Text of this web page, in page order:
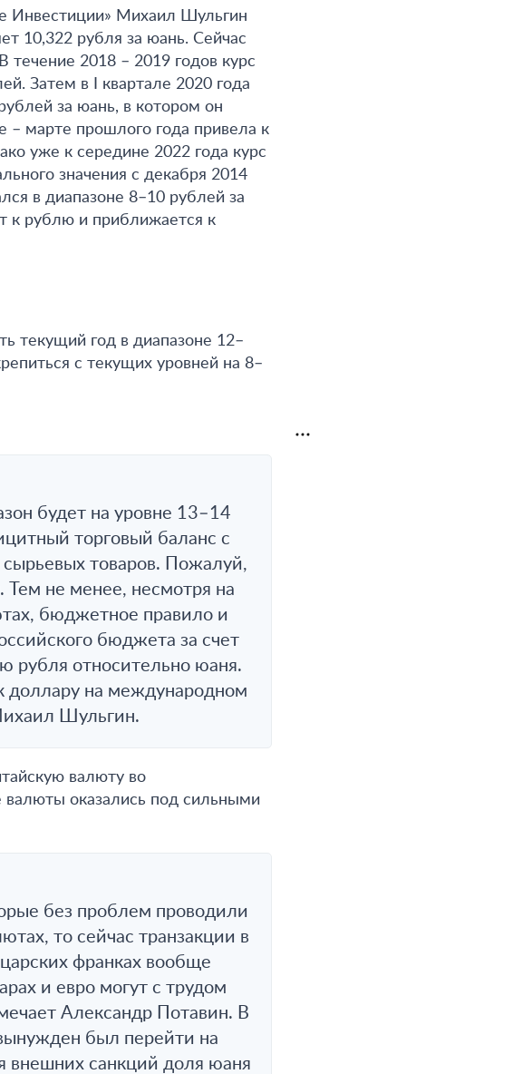
Инвестиции» Михаил Шульгин
10,322 рубля за юань. Сейчас
течение 2018 – 2019 годов курс
Затем в I квартале 2020 года
за юань, в котором он
– марте прошлого года привела к
уже к середине 2022 года курс
значения с декабря 2014
в диапазоне 8–10 рублей за
к рублю и приближается к
текущий год в диапазоне 12–
с текущих уровней на 8–
будет на уровне 13–14
торговый баланс с
товаров. Пожалуй,
не менее, несмотря на
бюджетное правило и
бюджета за счет
рубля относительно юаня.
доллару на международном
Шульгин.
валюту во
валюты оказались под сильными
без проблем проводили
то сейчас транзакции в
франках вообще
и евро могут с трудом
Александр Потавин. В
был перейти на
внешних санкций доля юаня